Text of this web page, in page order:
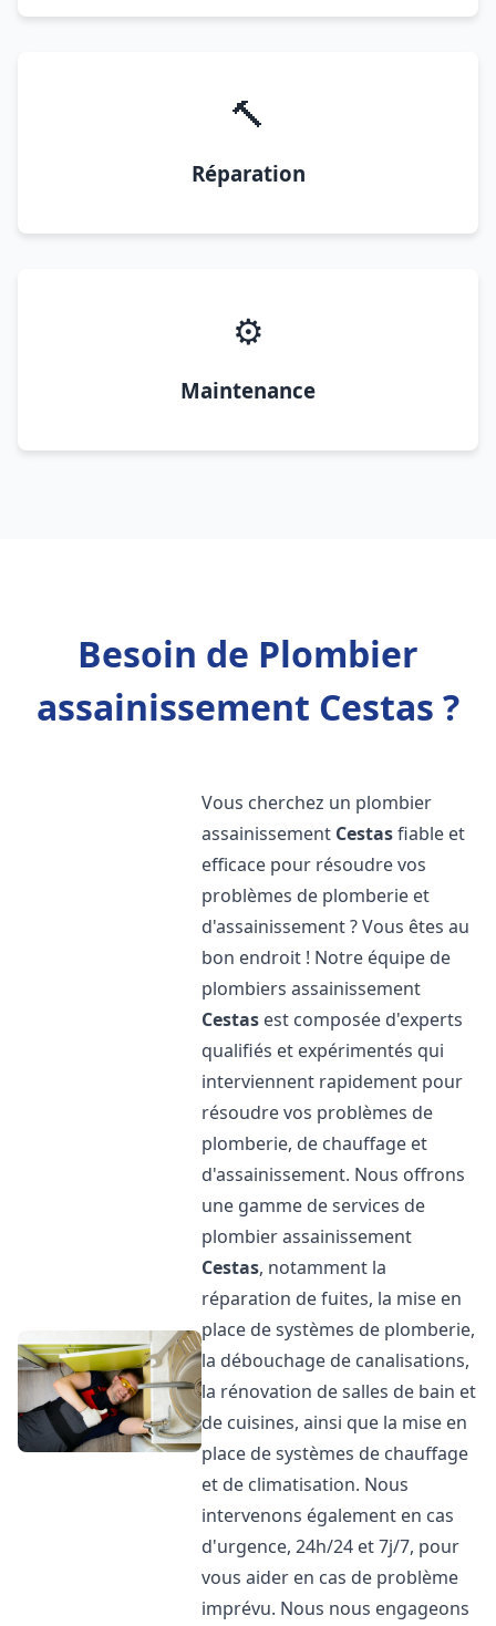
🔨
Réparation
⚙️
Maintenance
Besoin de Plombier
assainissement Cestas ?
Vous cherchez un plombier
assainissement Cestasfiable et
efficace pour résoudre vos
problèmes de plomberie et
d'assainissement ? Vous êtes au
bon endroit ! Notre équipe de
plombiers assainissement
Cestas est composée d'experts
qualifiés et expérimentés qui
interviennent rapidement pour
résoudre vos problèmes de
plomberie, de chauffage et
d'assainissement. Nous offrons
une gamme de services de
plombier assainissement
Cestas, notamment la
réparation de fuites, la mise en
place de systèmes de plomberie,
la débouchage de canalisations,
la rénovation de salles de bain et
de cuisines, ainsi que la mise en
place de systèmes de chauffage
et de climatisation. Nous
intervenons également en cas
d'urgence, 24h/24 et 7j/7, pour
vous aider en cas de problème
imprévu. Nous nous engageons